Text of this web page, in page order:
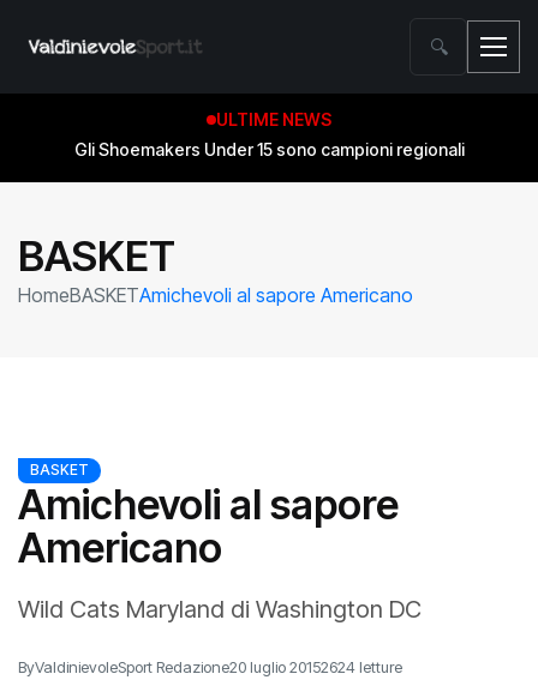
🔍
ULTIME NEWS
Gli Shoemakers Under 15 sono campioni regionali
BASKET
HomeBASKETAmichevoli al sapore Americano
BASKET
Amichevoli al sapore
Americano
Wild Cats Maryland di Washington DC
ByValdinievoleSport Redazione20 luglio 20152624 letture